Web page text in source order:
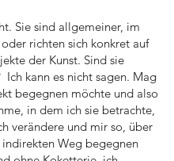
Sie sind allgemeiner, im
richten sich konkret auf
der Kunst. Sind sie
kann es nicht sagen. Mag
begegnen möchte und also
in dem ich sie betrachte,
verändere und mir so, über
Weg begegnen